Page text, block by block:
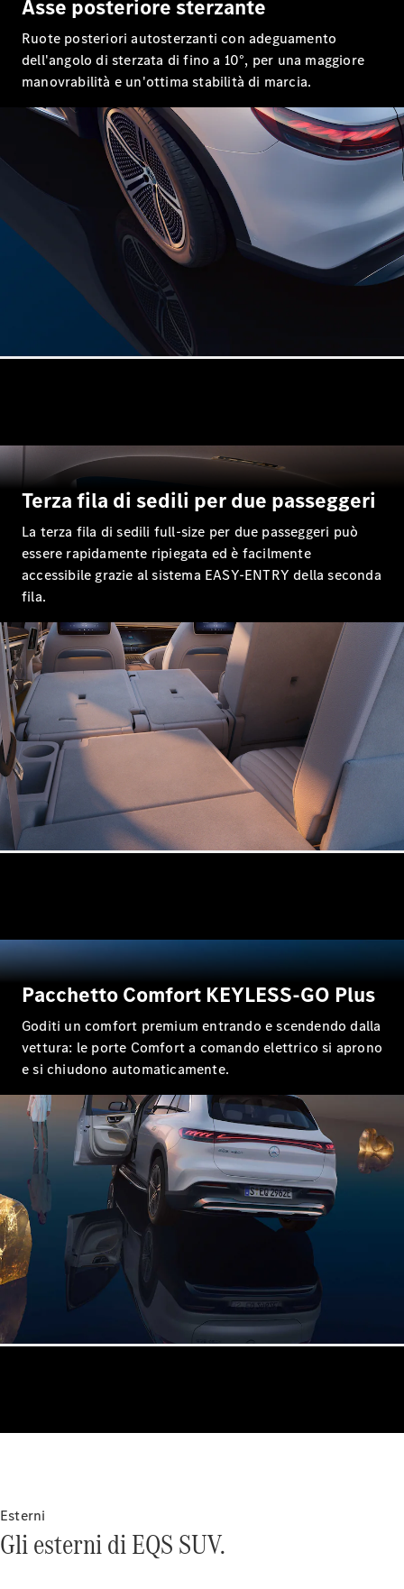
GLS
Mercedes-
Maybach
GLS
Nuova
G
Elettrica
Classe G
Configuratore
Mercedes-
Station Wagon
Shooting
Brake
CLA
Shooting
Brake
Nuova
Classe C
Station
Classe C
All-Terrain
Classe E
Station
Wagon
Classe E All-
Terrain
Configuratore
Mercedes-
Benz Store
Tutte le
Compatte
Classe B
Mercedes-
Benz Store
Coupé
Tutte le
CLE Coupé
AMG GT
Asse posteriore sterzante
Ruote posteriori autosterzanti con adeguamento
dell'angolo di sterzata di fino a 10°, per una maggiore
manovrabilità e un'ottima stabilità di marcia.
Terza fila di sedili per due passeggeri
La terza fila di sedili full-size per due passeggeri può
essere rapidamente ripiegata ed è facilmente
accessibile grazie al sistema EASY-ENTRY della seconda
fila.
Pacchetto Comfort KEYLESS-GO Plus
Goditi un comfort premium entrando e scendendo dalla
vettura: le porte Comfort a comando elettrico si aprono
e si chiudono automaticamente.
Esterni
Gli esterni di EQS SUV.